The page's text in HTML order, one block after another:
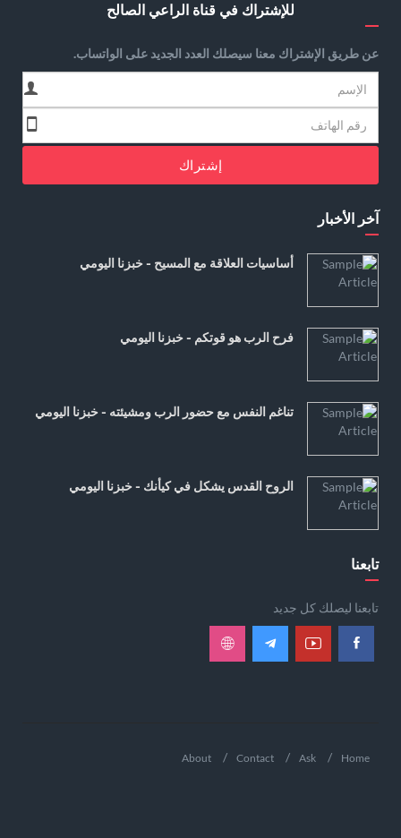
للإشتراك في قناة الراعي الصالح
عن طريق الإشتراك معنا سيصلك العدد الجديد على الواتساب.
إشتراك
آخر الأخبار
أساسيات العلاقة مع المسيح - خبزنا اليومي
فرح الرب هو قوتكم - خبزنا اليومي
تناغم النفس مع حضور الرب ومشيئته - خبزنا اليومي
الروح القدس يشكل في كيأنك - خبزنا اليومي
تابعنا
تابعنا ليصلك كل جديد
Home
Ask
Contact
About